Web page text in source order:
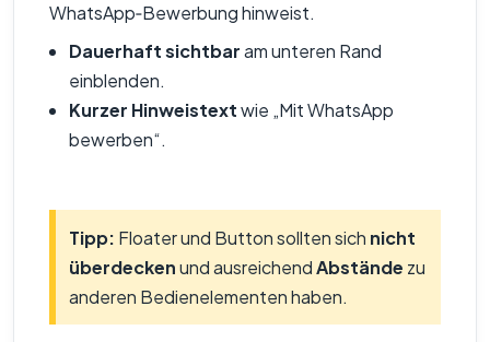
WhatsApp‑Bewerbung hinweist.
Dauerhaft sichtbaram unteren Rand
einblenden.
Kurzer Hinweistextwie „Mit WhatsApp
bewerben“.
Tipp: Floater und Button sollten sich nicht
überdeckenund ausreichendAbstände zu
anderen Bedienelementen haben.